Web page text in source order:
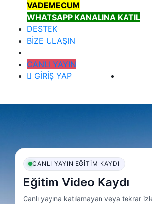
VADEMECUM
WHATSAPP KANALINA KATIL
DESTEK
BİZE ULAŞIN
CANLI YAYIN
GİRİŞ YAP
CANLI YAYIN EĞITIM KAYDI
Eğitim Video Kaydı
Canlı yayına katılamayan veya tekrar